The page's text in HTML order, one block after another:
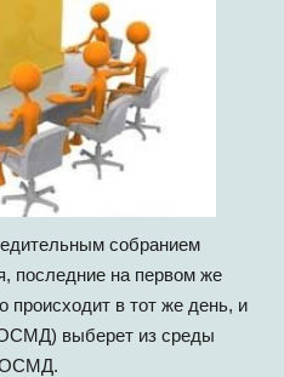
собранием
последние на первом же
происходит в тот же день, и
выберет из среды
ОСМД.